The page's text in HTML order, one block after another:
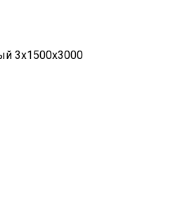
3х1500х3000